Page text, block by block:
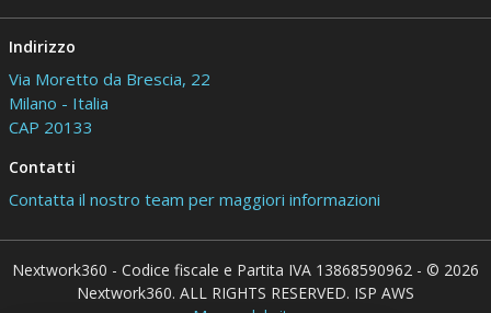
Indirizzo
Via Moretto da Brescia, 22
Milano - Italia
CAP 20133
Contatti
Contatta il nostro team per maggiori informazioni
Nextwork360 - Codice fiscale e Partita IVA 13868590962 - © 2026
Nextwork360. ALL RIGHTS RESERVED. ISP AWS